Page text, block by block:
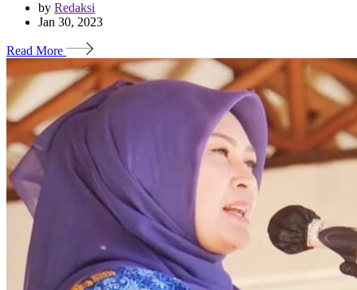
by Redaksi
Jan 30, 2023
Read More